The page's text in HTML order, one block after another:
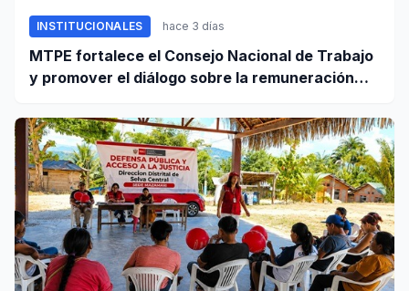
INSTITUCIONALES hace 3 días
MTPE fortalece el Consejo Nacional de Trabajo
y promover el diálogo sobre la remuneración